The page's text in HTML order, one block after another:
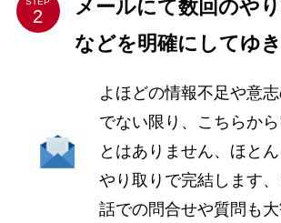
メールにて数回のや
などを明確にしてゆ
よほどの情報不足や意
でない限り、こちらか
とはありません、ほと
やり取りで完結します
話での問合せや質問も大